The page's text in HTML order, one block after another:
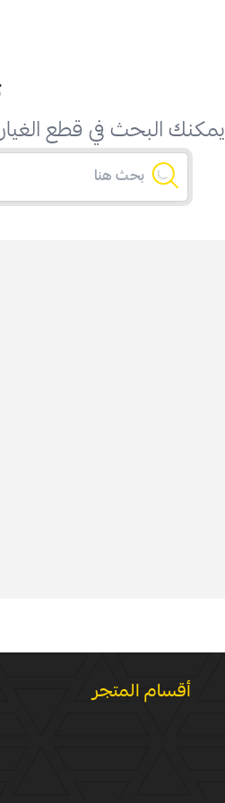
يمكنك البحث في قطع
أقسام المتجر